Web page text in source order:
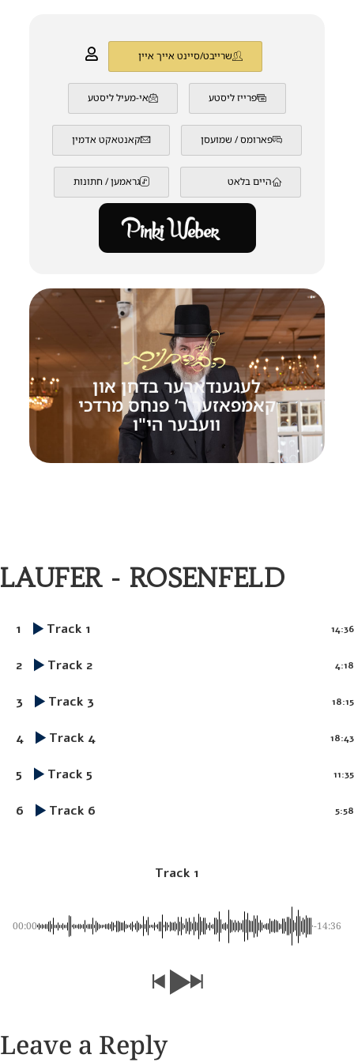
שרייבט/סיינט אייך איין
אי-מעיל ליסטע פרייז ליסטע
קאנטאקט אדמין פארומס / שמועסן
גראמען / חתונות היים בלאט
לעגענדארער בדחן און
קאמפאזער ר’ פנחס מרדכי
וועבער הי"ו
LAUFER - ROSENFELD
1 Track 1 14:36
2 Track 2 4:18
3 Track 3 18:15
4 Track 4 18:43
5 Track 5 11:35
6 Track 6 5:58
Track 1
00:00 -14:36
Leave a Reply